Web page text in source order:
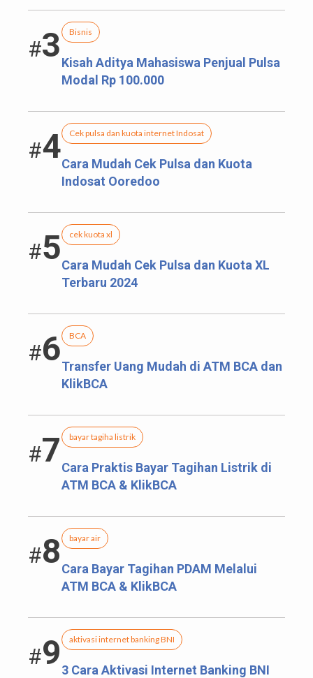
#3 Bisnis
Kisah Aditya Mahasiswa Penjual Pulsa
Modal Rp 100.000
#4 Cek pulsa dan kuota internet Indosat
Cara Mudah Cek Pulsa dan Kuota
Indosat Ooredoo
#5 cek kuota xl
Cara Mudah Cek Pulsa dan Kuota XL
Terbaru 2024
#6 BCA
Transfer Uang Mudah di ATM BCA dan
KlikBCA
#7 bayar tagiha listrik
Cara Praktis Bayar Tagihan Listrik di
ATM BCA & KlikBCA
#8 bayar air
Cara Bayar Tagihan PDAM Melalui
ATM BCA & KlikBCA
#9 aktivasi internet banking BNI
3 Cara Aktivasi Internet Banking BNI